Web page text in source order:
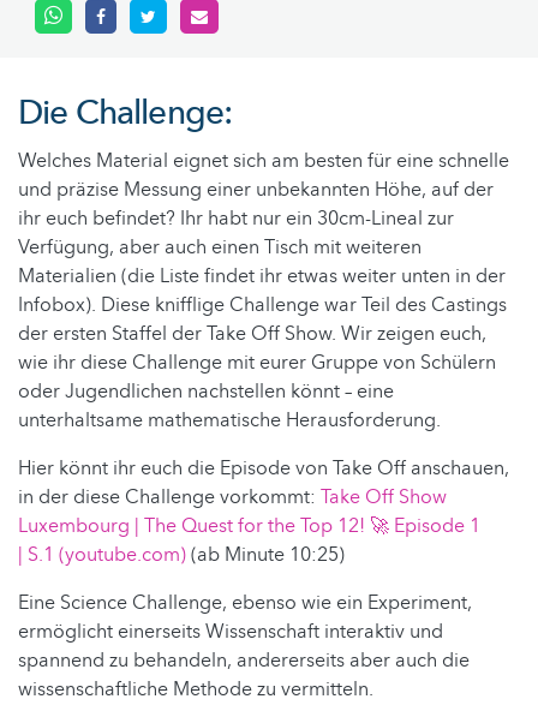
Die Challenge:
Welches Material eignet sich am besten für eine schnelle
und präzise Messung einer unbekannten Höhe, auf der
ihr euch befindet? Ihr habt nur ein 30cm-Lineal zur
Verfügung, aber auch einen Tisch mit weiteren
Materialien (die Liste findet ihr etwas weiter unten in der
Infobox). Diese knifflige Challenge war Teil des Castings
der ersten Staffel der Take Off Show. Wir zeigen euch,
wie ihr diese Challenge mit eurer Gruppe von Schülern
oder Jugendlichen nachstellen könnt – eine
unterhaltsame mathematische Herausforderung.
Hier könnt ihr euch die Episode von Take Off anschauen,
in der diese Challenge vorkommt: Take Off Show
Luxembourg | The Quest for the Top 12! 🚀 Episode 1
| S.1 (youtube.com)(ab Minute 10:25)
Eine Science Challenge, ebenso wie ein Experiment,
ermöglicht einerseits Wissenschaft interaktiv und
spannend zu behandeln, andererseits aber auch die
wissenschaftliche Methode zu vermitteln.